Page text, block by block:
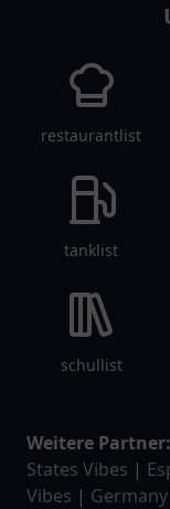
restaurantlist
tanklist
schullist
Weitere Partner:
States Vibes |
Vibes |